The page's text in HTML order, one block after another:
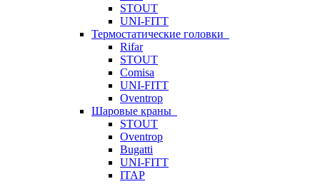
STOUT
UNI-FITT
Термостатические головки
Rifar
STOUT
Comisa
UNI-FITT
Oventrop
Шаровые краны
STOUT
Oventrop
Bugatti
UNI-FITT
ITAP